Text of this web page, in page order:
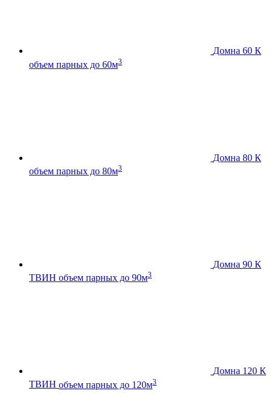
Домна 60 К
объем парных до 60м3
Домна 80 К
объем парных до 80м3
Домна 90 К
ТВИН объем парных до 90м3
Домна 120 К
ТВИН объем парных до 120м3